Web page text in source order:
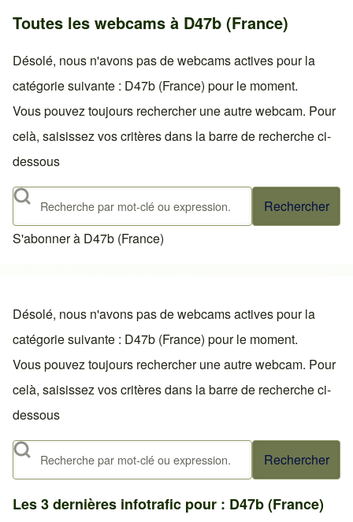
Toutes les webcams à D47b (France)
Désolé, nous n'avons pas de webcams actives pour la
catégorie suivante : D47b (France) pour le moment.
Vous pouvez toujours rechercher une autre webcam. Pour
celà, saisissez vos critères dans la barre de recherche ci-
dessous
Rechercher
S'abonner à D47b (France)
Désolé, nous n'avons pas de webcams actives pour la
catégorie suivante : D47b (France) pour le moment.
Vous pouvez toujours rechercher une autre webcam. Pour
celà, saisissez vos critères dans la barre de recherche ci-
dessous
Rechercher
Les 3 dernières infotrafic pour : D47b (France)